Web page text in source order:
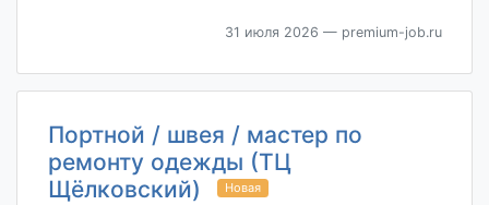
31 июля 2026 — premium-job.ru
Портной / швея / мастер по
ремонту одежды (ТЦ
Щёлковский)
Новая